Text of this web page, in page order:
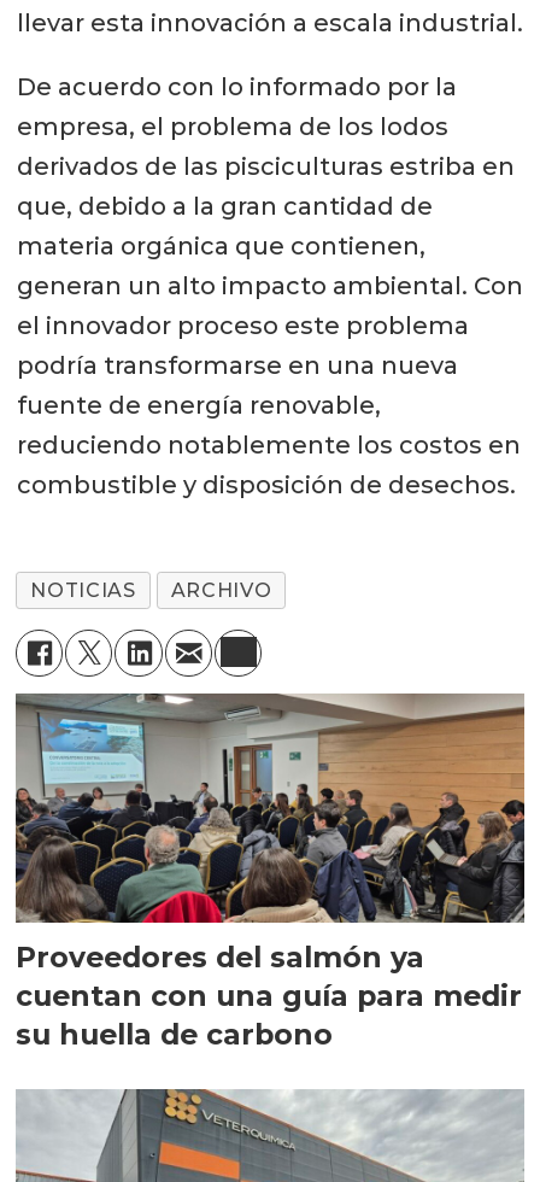
llevar esta innovación a escala industrial.
De acuerdo con lo informado por la
empresa, el problema de los lodos
derivados de las pisciculturas estriba en
que, debido a la gran cantidad de
materia orgánica que contienen,
generan un alto impacto ambiental. Con
el innovador proceso este problema
podría transformarse en una nueva
fuente de energía renovable,
reduciendo notablemente los costos en
combustible y disposición de desechos.
NOTICIAS ARCHIVO
Proveedores del salmón ya
cuentan con una guía para medir
su huella de carbono